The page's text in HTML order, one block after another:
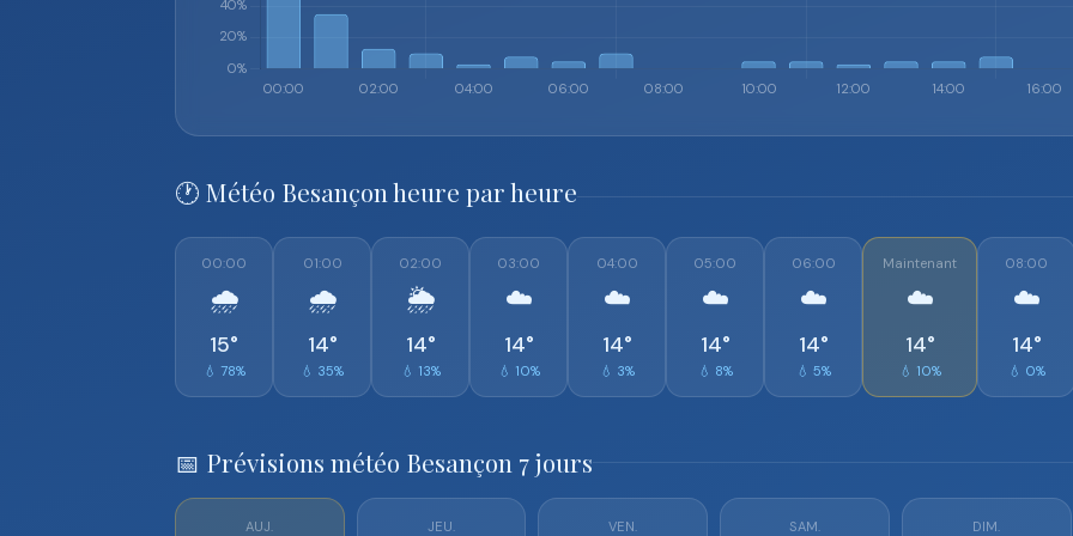
🕐 Météo Besançon heure par heure
00:00
🌧️
15°
💧 78%
01:00
🌧️
14°
💧 35%
02:00
🌦️
14°
💧 13%
03:00
☁️
14°
💧 10%
04:00
☁️
14°
💧 3%
05:00
☁️
14°
💧 8%
06:00
☁️
14°
💧 5%
Maintenant
☁️
14°
💧 10%
08:00
☁️
14°
💧 0%
📅 Prévisions météo Besançon 7 jours
AUJ. JEU. VEN. SAM. DIM.